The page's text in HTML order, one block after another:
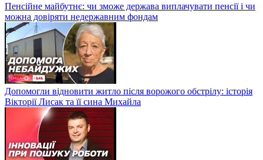
Пенсійне майбутнє: чи зможе держава виплачувати пенсії і чи
можна довіряти недержавним фондам
Допомогли відновити житло після ворожого обстрілу: історія
Вікторії Лисак та її сина Михайла